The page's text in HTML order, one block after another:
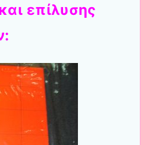
επίλυσης